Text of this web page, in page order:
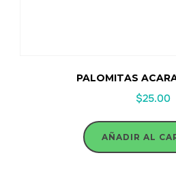
PALOMITAS
$25.00
AÑADIR AL